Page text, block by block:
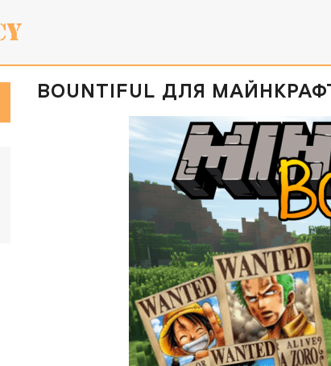
BOUNTIFUL ДЛЯ МАЙНКРАФТ